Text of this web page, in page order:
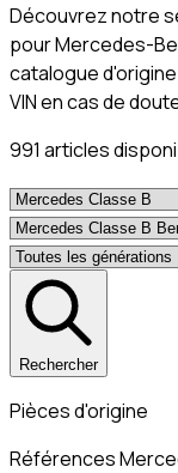
Découvrez notre
pour Mercedes-
catalogue
VIN en cas de
991 articles
Rechercher
Pièces d'origine
Références